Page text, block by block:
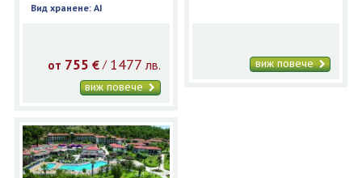
Вид хранене: AI
от 755 €/ 1477 лв.
виж повече
виж повече